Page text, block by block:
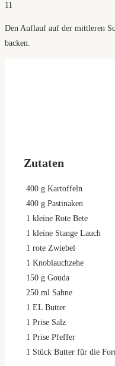
11
Den Auflauf auf der mittleren
backen.
Zutaten
400 g Kartoffeln
400 g Pastinaken
1 kleine Rote Bete
1 kleine Stange Lauch
1 rote Zwiebel
1 Knoblauchzehe
150 g Gouda
250 ml Sahne
1 EL Butter
1 Prise Salz
1 Prise Pfeffer
1 Stück Butter für die